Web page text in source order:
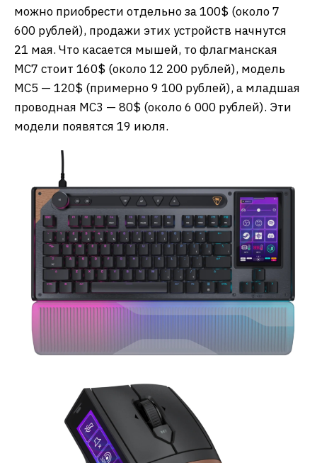
можно приобрести отдельно за 100$ (около 7
600 рублей), продажи этих устройств начнутся
21 мая. Что касается мышей, то флагманская
MC7 стоит 160$ (около 12 200 рублей), модель
MC5 — 120$ (примерно 9 100 рублей), а младшая
проводная MC3 — 80$ (около 6 000 рублей). Эти
модели появятся 19 июля.